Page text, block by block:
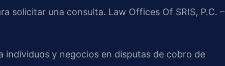
solicitar una consulta. Law Offices Of SRIS, P.C. –
individuos y negocios en disputas de cobro de